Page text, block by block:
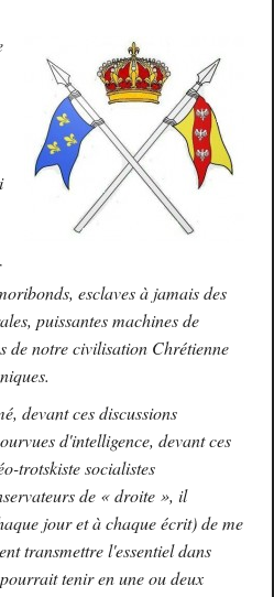
esclaves à jamais des
puissantes machines de
de notre civilisation Chrétienne
devant ces discussions
d'intelligence, devant ces
trotskiste socialistes
de « droite », il
jour et à chaque écrit) de me
transmettre l'essentiel dans
tenir en une ou deux